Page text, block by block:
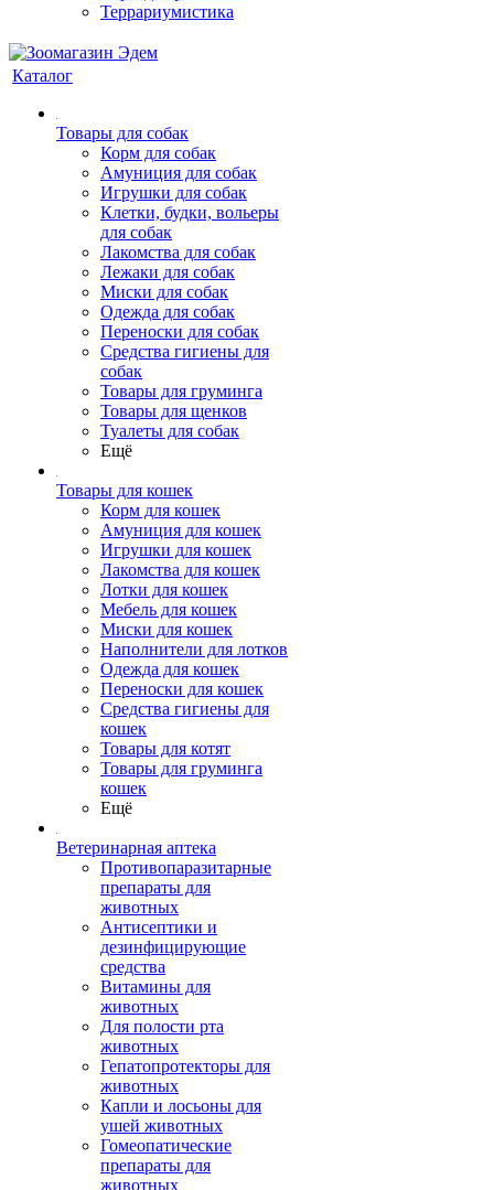
Террариумистика
Каталог
Товары для собак
Корм для собак
Амуниция для собак
Игрушки для собак
Клетки, будки, вольеры
для собак
Лакомства для собак
Лежаки для собак
Миски для собак
Одежда для собак
Переноски для собак
Средства гигиены для
собак
Товары для груминга
Товары для щенков
Туалеты для собак
Ещё
Товары для кошек
Корм для кошек
Амуниция для кошек
Игрушки для кошек
Лакомства для кошек
Лотки для кошек
Мебель для кошек
Миски для кошек
Наполнители для лотков
Одежда для кошек
Переноски для кошек
Средства гигиены для
кошек
Товары для котят
Товары для груминга
кошек
Ещё
Ветеринарная аптека
Противопаразитарные
препараты для
животных
Антисептики и
дезинфицирующие
средства
Витамины для
животных
Для полости рта
животных
Гепатопротекторы для
животных
Капли и лосьоны для
ушей животных
Гомеопатические
препараты для
животных